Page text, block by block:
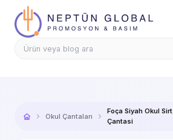
Okul Çantaları
Foça Siyah Okul Sirt
Çantasi